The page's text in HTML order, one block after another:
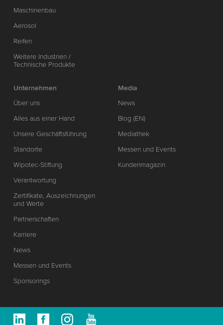
Maschinenbau
Aerosol
Reifen
Weitere Industrien /
Technische Produkte
Unternehmen
Über uns
Alles aus einer Hand
Unsere Geschäftsführung
Standorte
Wipotec-Stiftung
Verantwortung
Zertifikate, Auszeichnungen
und Werte
Partnerschaften
Karriere
News
Messen und Events
Sponsorings
Media
News
Blog (EN)
Mediathek
Messen und Events
Kundenmagazin